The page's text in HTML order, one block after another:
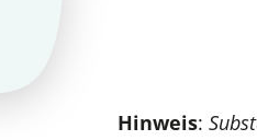
Hinweis: